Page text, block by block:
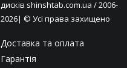
Доставка та оплата
Гарантія
дисків shinshtab.com.ua / 2006-
2026| © Усі права захищено